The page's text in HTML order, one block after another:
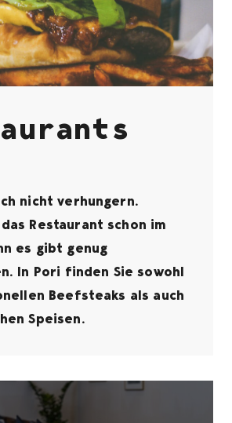
nicht verhungern.
Restaurant schon im
es gibt genug
In Pori finden Sie sowohl
Beefsteaks als auch
Speisen.